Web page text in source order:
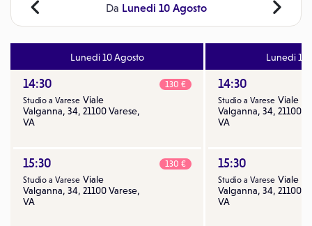
Lunedi 10 Agosto
14:30 130 €
Studio a Varese Viale
Valganna, 34, 21100 Varese,
VA
15:30 130 €
Studio a Varese Viale
Valganna, 34, 21100 Varese,
VA
Lunedi 17
14:30
Studio a Varese Viale
Valganna, 34, 21100
VA
15:30
Studio a Varese Viale
Valganna, 34, 21100
VA
Da Lunedi 10 Agosto